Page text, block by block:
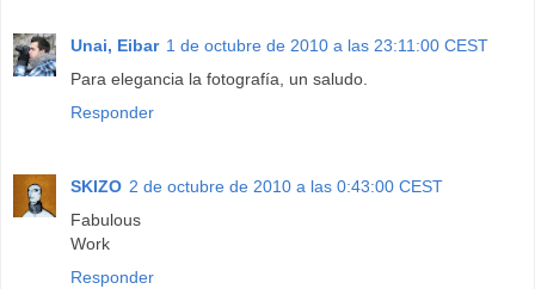
Unai, Eibar 1 de octubre de 2010 a las 23:11:00 CEST
Para elegancia la fotografía, un saludo.
Responder
SKIZO 2 de octubre de 2010 a las 0:43:00 CEST
Fabulous
Work
Responder